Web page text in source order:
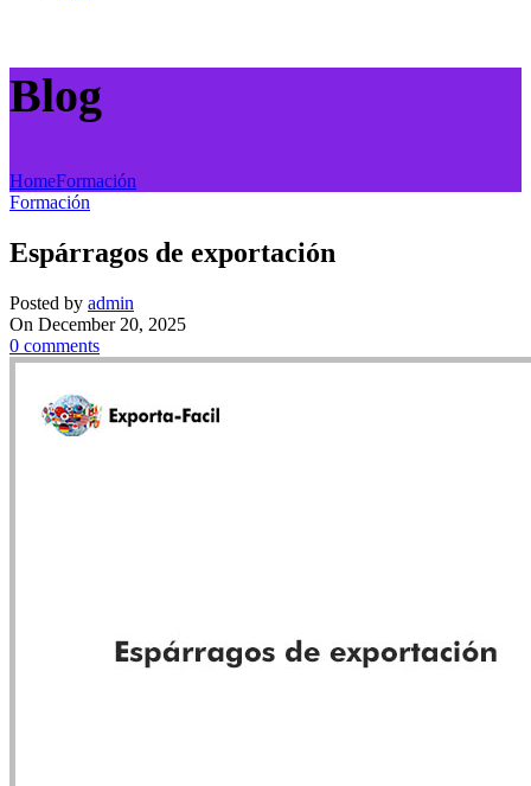
Blog
HomeFormación
Formación
Espárragos de exportación
Posted by admin
On December 20, 2025
0 comments